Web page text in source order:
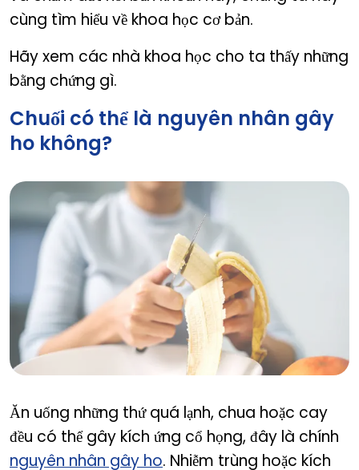
cùng tìm hiểu về khoa học cơ bản.
Hãy xem các nhà khoa học cho ta thấy những
bằng chứng gì.
Chuối có thể là nguyên nhân gây
ho không?
Ăn uống những thứ quá lạnh, chua hoặc cay
đều có thể gây kích ứng cổ họng, đây là chính
nguyên nhân gây ho. Nhiễm trùng hoặc kích